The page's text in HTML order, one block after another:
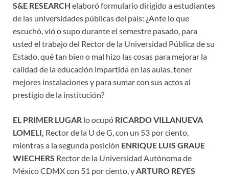
S&E RESEARCH elaboró formulario dirigido a estudiantes
de las universidades públicas del país: ¿Ante lo que
escuchó, vió o supo durante el semestre pasado, para
usted el trabajo del Rector de la Universidad Pública de su
Estado, qué tan bien o mal hizo las cosas para mejorar la
calidad de la educación impartida en las aulas, tener
mejores instalaciones y para sumar con sus actos al
prestigio de la institución?
EL PRIMER LUGAR lo ocupó RICARDO VILLANUEVA
LOMELI, Rector de la U de G, con un 53 por ciento,
mientras a la segunda posición ENRIQUE LUIS GRAUE
WIECHERS Rector de la Universidad Autónoma de
México CDMX con 51 por ciento, yARTURO REYES